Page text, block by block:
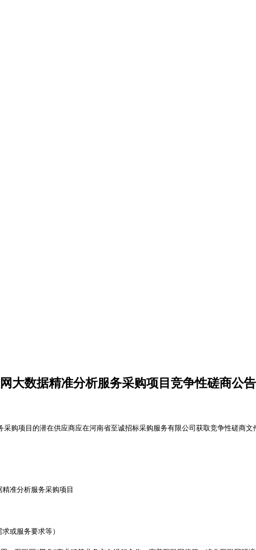
大数据精准分析服务采购项目竞争性磋商公告
采购项目 的潜在供应商应在河南省至诚招标采购服务有限公司获取竞争性磋商文
准分析服务采购项目
或服务要求等）